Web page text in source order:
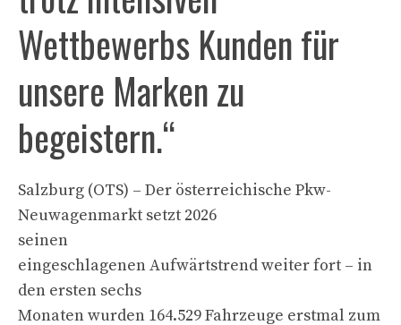
Wettbewerbs Kunden für
unsere Marken zu
begeistern.“
Salzburg (OTS) – Der österreichische Pkw-
Neuwagenmarkt setzt 2026
seinen
eingeschlagenen Aufwärtstrend weiter fort – in
den ersten sechs
Monaten wurden 164.529 Fahrzeuge erstmal zum